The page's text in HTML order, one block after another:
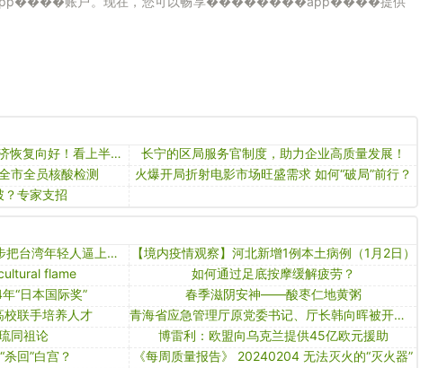
gdp同比增长5.5%，国民经济恢复向好！看上半年经济数据→
长宁的区局服务官制度，助力企业高质量发展！
市全员核酸检测
火爆开局折射电影市场旺盛需求 如何“破局”前行？
？专家支招
国台办：民进党当局正一步步把台湾年轻人逼上战场、充当炮灰
【境内疫情观察】河北新增1例本土病例（1月2日）
flame
如何通过足底按摩缓解疲劳？
“日本国际奖”
春季滋阴安神——酸枣仁地黄粥
校联手培养人才
青海省应急管理厅原党委书记、厅长韩向晖被开除党籍和公职
同祖论
博雷利：欧盟向乌克兰提供45亿欧元援助
回”白宫？
《每周质量报告》 20240204 无法灭火的“灭火器”